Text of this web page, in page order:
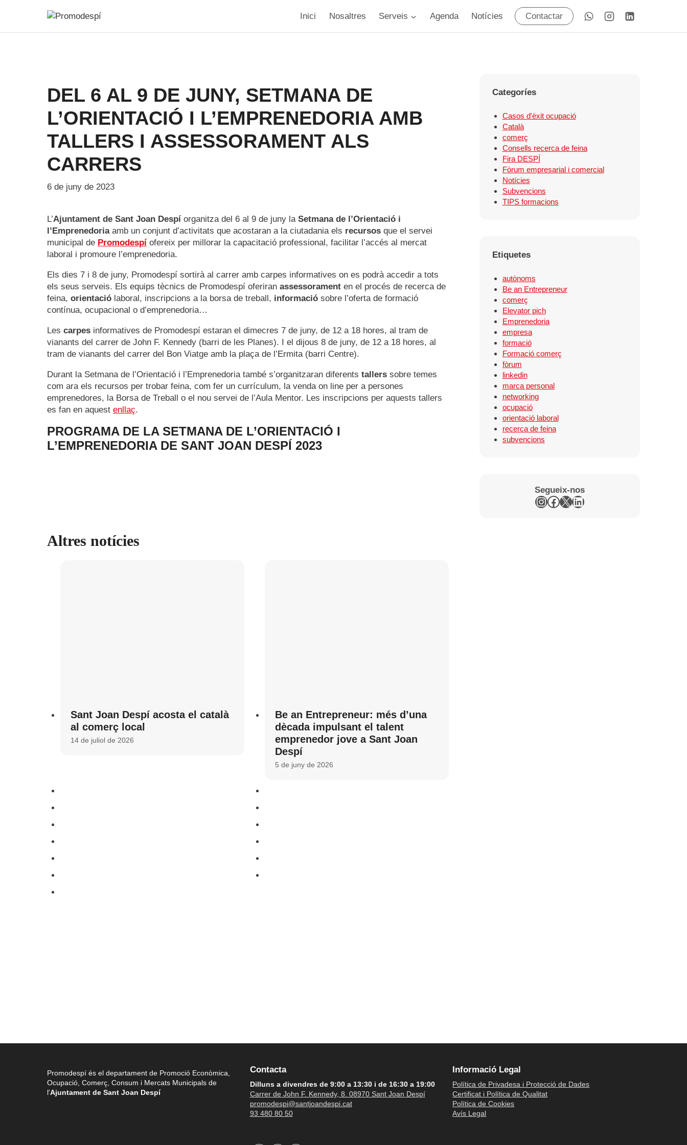
Inici Nosaltres Serveis Agenda Notícies Contactar
DEL 6 AL 9 DE JUNY, SETMANA DE
L’ORIENTACIÓ I L’EMPRENEDORIA AMB
TALLERS I ASSESSORAMENT ALS
CARRERS
6 de juny de 2023
L’Ajuntament de Sant Joan Despí organitza del 6 al 9 de juny la Setmana de l’Orientació i
l’Emprenedoriaamb un conjunt d’activitats que acostaran a la ciutadania els recursos que el servei
municipal de Promodespí ofereix per millorar la capacitació professional, facilitar l’accés al mercat
laboral i promoure l’emprenedoria.
Els dies 7 i 8 de juny, Promodespí sortirà al carrer amb carpes informatives on es podrà accedir a tots
els seus serveis. Els equips tècnics de Promodespí oferiran assessorament en el procés de recerca de
feina, orientació laboral, inscripcions a la borsa de treball, informació sobre l’oferta de formació
contínua, ocupacional o d’emprenedoria…
Les carpes informatives de Promodespí estaran el dimecres 7 de juny, de 12 a 18 hores, al tram de
vianants del carrer de John F. Kennedy (barri de les Planes). I el dijous 8 de juny, de 12 a 18 hores, al
tram de vianants del carrer del Bon Viatge amb la plaça de l’Ermita (barri Centre).
Durant la Setmana de l’Orientació i l’Emprenedoria també s’organitzaran diferents tallers sobre temes
com ara els recursos per trobar feina, com fer un currículum, la venda on line per a persones
emprenedores, la Borsa de Treball o el nou servei de l’Aula Mentor. Les inscripcions per aquests tallers
es fan en aquest enllaç.
PROGRAMA DE LA SETMANA DE L’ORIENTACIÓ I
L’EMPRENEDORIA DE SANT JOAN DESPÍ 2023
Altres notícies
Sant Joan Despí acosta el català
al comerç local
14 de juliol de 2026
Be an Entrepreneur: més d’una
dècada impulsant el talent
emprenedor jove a Sant Joan
Despí
5 de juny de 2026
Categoríes
Casos d'èxit ocupació
Català
comerç
Consells recerca de feina
Fira DESPÍ
Fòrum empresarial i comercial
Notícies
Subvencions
TIPS formacions
Etiquetes
autònoms
Be an Entrepreneur
comerç
Elevator pich
Emprenedoria
empresa
formació
Formació comerç
fòrum
linkedin
marca personal
networking
ocupació
orientació laboral
recerca de feina
subvencions
Segueix-nos
Instagram
Facebook
X LinkedIn
Promodespí és el departament de Promoció Econòmica,
Ocupació, Comerç, Consum i Mercats Municipals de
l'Ajuntament de Sant Joan Despí
Contacta
Dilluns a divendres de 9:00 a 13:30 i de 16:30 a 19:00
Carrer de John F. Kennedy, 8. 08970 Sant Joan Despí
promodespi@santjoandespi.cat
93 480 80 50
Informació Legal
Política de Privadesa i Protecció de Dades
Certificat i Política de Qualitat
Política de Cookies
Avís Legal